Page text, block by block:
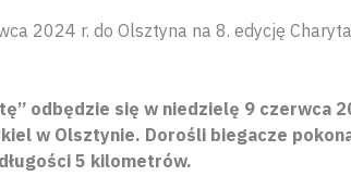
2024 r. do Olsztyna na 8. edycję
odbędzie się w niedzielę 9 czerwca
w Olsztynie. Dorośli biegacze
długości 5 kilometrów.